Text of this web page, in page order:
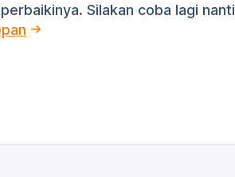
Silakan coba lagi